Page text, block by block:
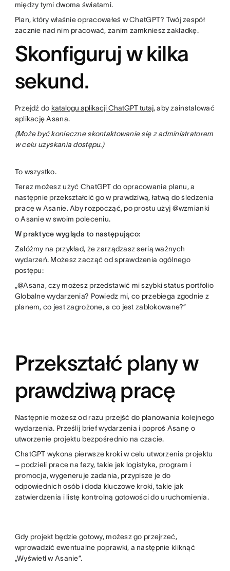
między tymi dwoma światami.
Plan, który właśnie opracowałeś w ChatGPT? Twój zespół
zacznie nad nim pracować, zanim zamkniesz zakładkę.
Skonfiguruj w kilka
sekund.
Przejdź do katalogu aplikacji ChatGPT tutaj, aby zainstalować
aplikację Asana.
(Może być konieczne skontaktowanie się z administratorem
w celu uzyskania dostępu.)
To wszystko.
Teraz możesz użyć ChatGPT do opracowania planu, a
następnie przekształcić go w prawdziwą, łatwą do śledzenia
pracę w Asanie. Aby rozpocząć, po prostu użyj @wzmianki
o Asanie w swoim poleceniu.
W praktyce wygląda to następująco:
Załóżmy na przykład, że zarządzasz serią ważnych
wydarzeń. Możesz zacząć od sprawdzenia ogólnego
postępu:
„@Asana, czy możesz przedstawić mi szybki status portfolio
Globalne wydarzenia? Powiedz mi, co przebiega zgodnie z
planem, co jest zagrożone, a co jest zablokowane?”
Przekształć plany w
prawdziwą pracę
Następnie możesz od razu przejść do planowania kolejnego
wydarzenia. Prześlij brief wydarzenia i poproś Asanę o
utworzenie projektu bezpośrednio na czacie.
ChatGPT wykona pierwsze kroki w celu utworzenia projektu
– podzieli prace na fazy, takie jak logistyka, program i
promocja, wygeneruje zadania, przypisze je do
odpowiednich osób i doda kluczowe kroki, takie jak
zatwierdzenia i listę kontrolną gotowości do uruchomienia.
Gdy projekt będzie gotowy, możesz go przejrzeć,
wprowadzić ewentualne poprawki, a następnie kliknąć
„Wyświetl w Asanie”.